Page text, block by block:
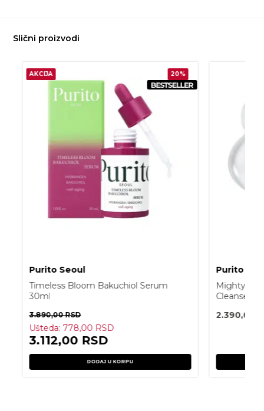
Slični proizvodi
AKCIJA 20%
Purito Seoul
Timeless Bloom Bakuchiol Serum
30ml
3.890,00RSD
Ušteda: 778,00 RSD
3.112,00 RSD
DODAJ U KORPU
Purito
Mighty
Cleanser
2.390,00